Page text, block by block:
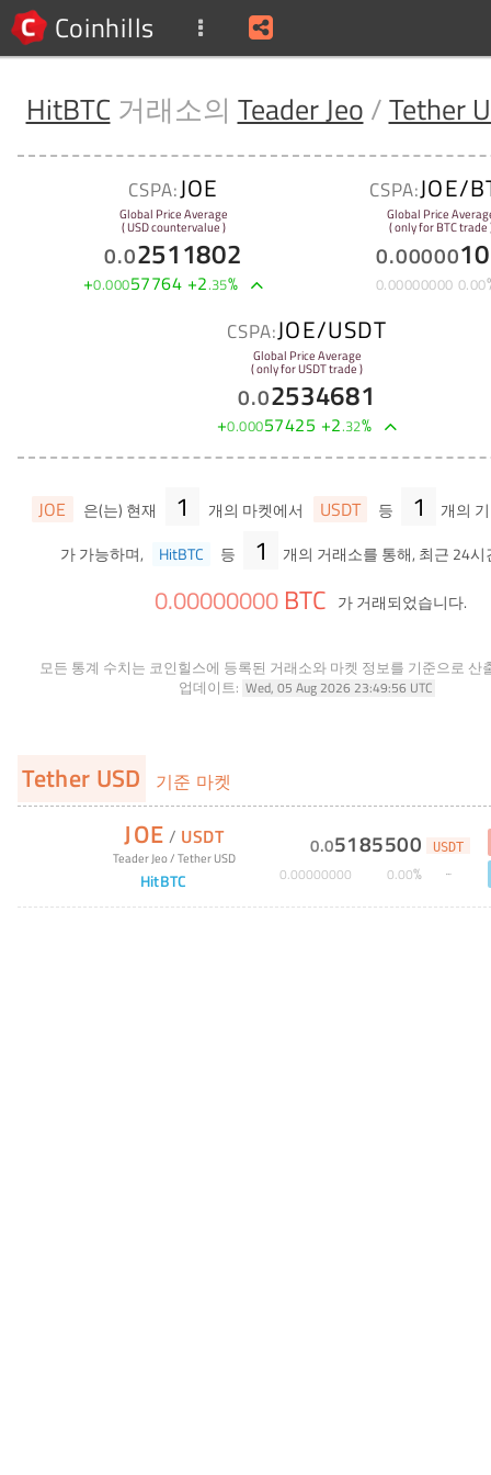
Coinhills
HitBTC 거래소의 Teader Jeo /Tether
CSPA:JOE
Global Price Average
( USD countervalue )
0.02511802
+0.00057764 +2.35%
CSPA:JOE/
Global Price
( only for BTC trade
0.00000
0.00000000 0.00
CSPA:JOE/USDT
Global Price Average
( only for USDT trade )
0.02534681
+0.00057425 +2.32%
JOE 은(는) 현재 1 개의 마켓에서 USDT 등 1
개의
가 가능하며,
HitBTC 등 1 개의 거래소를 통해, 최근 24
0.00000000 BTC 가 거래되었습니다.
모든 통계 수치는 코인힐스에 등록된 거래소와 마켓 정보를 기준으로 산
업데이트: Wed, 05 Aug 2026 23:49:56 UTC
Tether USD 기준 마켓
JOE / USDT
Teader Jeo/Tether USD
HitBTC
0.05185500 USDT
0.00000000 0.00%